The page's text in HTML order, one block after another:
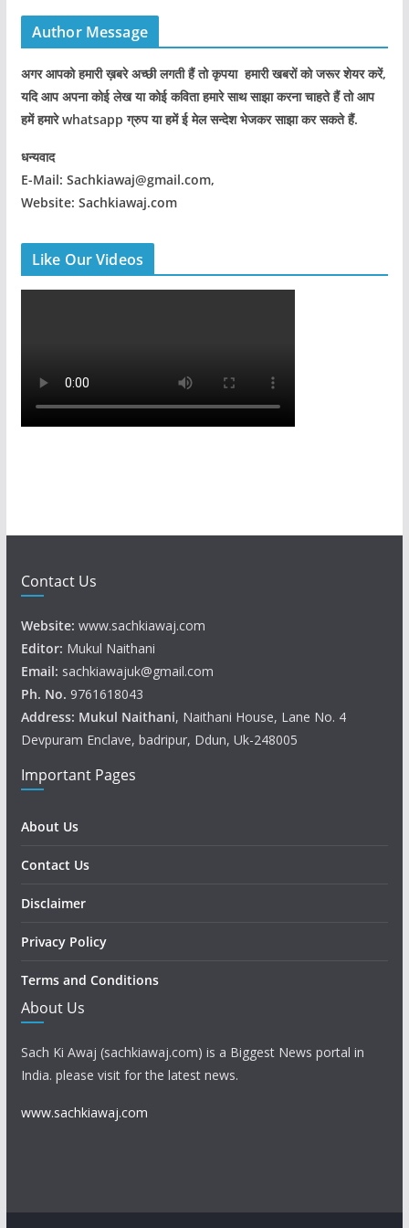
Author Message
अगर आपको हमारी ख़बरे अच्छी लगती हैं तो कृपया हमारी खबरों को जरूर शेयर करें,
यदि आप अपना कोई लेख या कोई कविता हमारे साथ साझा करना चाहते हैं तो आप
हमें हमारे whatsapp ग्रुप या हमें ई मेल सन्देश भेजकर साझा कर सकते हैं.
धन्यवाद
E-Mail: Sachkiawaj@gmail.com,
Website: Sachkiawaj.com
Like Our Videos
Contact Us
Website: www.sachkiawaj.com
Editor: Mukul Naithani
Email: sachkiawajuk@gmail.com
Ph. No. 9761618043
Address: Mukul Naithani, Naithani House, Lane No. 4
Devpuram Enclave, badripur, Ddun, Uk-248005
Important Pages
About Us
Contact Us
Disclaimer
Privacy Policy
Terms and Conditions
About Us
Sach Ki Awaj (sachkiawaj.com) is a Biggest News portal in
India. please visit for the latest news.
www.sachkiawaj.com